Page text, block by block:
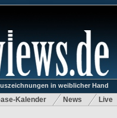
in weiblicher Hand
Kalender News Live